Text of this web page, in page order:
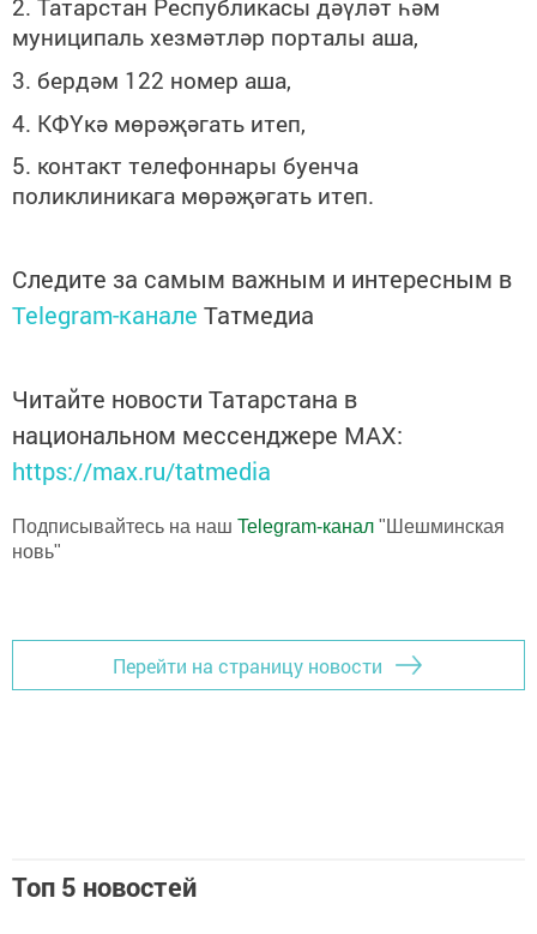
2. Татарстан Республикасы дәүләт һәм
муниципаль хезмәтләр порталы аша,
3. бердәм 122 номер аша,
4. КФҮкә мөрәҗәгать итеп,
5. контакт телефоннары буенча
поликлиникага мөрәҗәгать итеп.
Следите за самым важным и интересным в
Telegram-канале Татмедиа
Читайте новости Татарстана в
национальном мессенджере MАХ:
https://max.ru/tatmedia
Подписывайтесь на наш Telegram-канал "Шешминская
новь"
Перейти на страницу новости
Топ 5 новостей